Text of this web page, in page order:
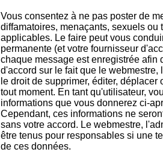
Vous consentez à ne pas poster de
diffamatoires, menaçants, sexuels
applicables. Le faire peut vous
permanente (et votre fournisseur
chaque message est enregistrée afin
d'accord sur le fait que le
le droit de supprimer, éditer,
tout moment. En tant qu'utilisateur,
informations que vous donnerez ci-
Cependant, ces informations ne
sans votre accord. Le webmestre,
être tenus pour responsables si une
de ces données.